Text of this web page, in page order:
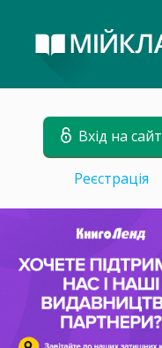
Вхід на сайт
Реєстрація